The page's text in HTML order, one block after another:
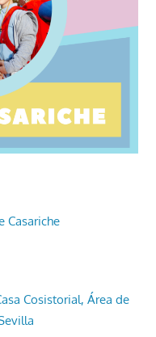
Casariche
Cosistorial, Área de